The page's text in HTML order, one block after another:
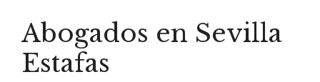
Abogados en Sevilla
Estafas